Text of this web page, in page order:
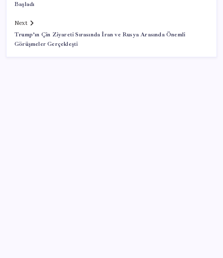
Başladı
Next
Trump’ın Çin Ziyareti Sırasında İran ve Rusya Arasında Önemli
Görüşmeler Gerçekleşti